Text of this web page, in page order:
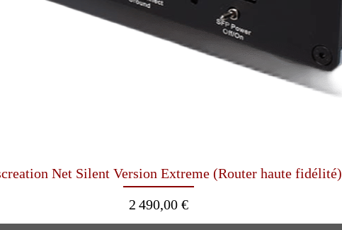
Aperçu rapide
Net Silent Version Extreme (Router haute fidélité)
Prix
2 490,00 €